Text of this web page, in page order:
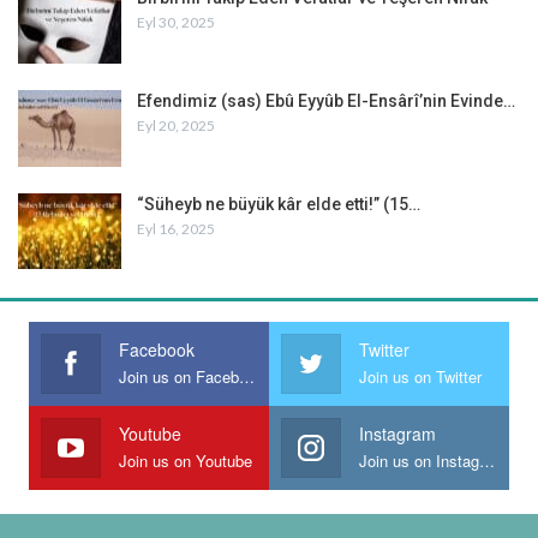
karanlıklarında yapılacak böylesine bir kulluk Allah katında ayrı bir
mana ifade ediyordu. Demek ki; herkesin, ölümün küçük kardeşi
demlerde mü’minler, gelecek günlerde karşılaşacakları sıkıntıları
göğüsleyip onlar karşısında yılmadan mesafe alabilmek için
böyle bir ibadete çok ihtiyaç duyuyorlardı. Zira, uzun soluklu ve
meşakkatlerle dolu olan bu kulluk yolunda, yılmadan ve hız
kesmeden yürüyebilmenin zemini, Hak karşısındaki duruşla
doğru orantılıydı.
Bununla birlikte, Allah (celle celâluhû), yine merhamet gösteriyor,
kullarının arasındaki dayanıklılığı esas alıyor ve herkesin kendine
göre bulabileceği bir zeminde kullukla dolması gerektiğini ifade
ediyordu.[11]
Dipnotlar:
[1] Bazı rivayetlerde aynı hadisenin, Müddessir suresinin iniş
Eyl 30, 2025
Efendimiz (sas) Ebû Eyyûb El-Ensârî’nin Evinde…
Eyl 20, 2025
“Süheyb ne büyük kâr elde etti!” (15…
Eyl 16, 2025
Facebook
Join us on Facebook
Twitter
Join us on Twitter
Youtube
Join us on Youtube
Instagram
Join us on Instagram